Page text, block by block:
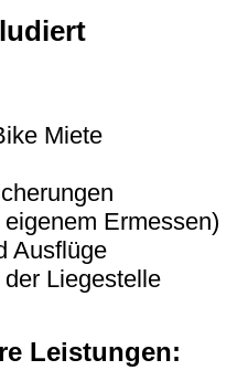
Miete
Ermessen)
Ausflüge
Liegestelle
Leistungen: